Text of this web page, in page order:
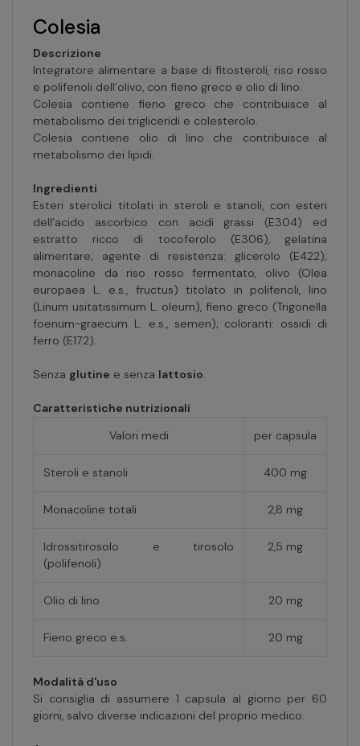
Colesia
Descrizione
Integratore alimentare a base di fitosteroli, riso rosso
e polifenoli dell’olivo, con fieno greco e olio di lino.
Colesia contiene fieno greco che contribuisce al
metabolismo dei trigliceridi e colesterolo.
Colesia contiene olio di lino che contribuisce al
metabolismo dei lipidi.
Ingredienti
Esteri sterolici titolati in steroli e stanoli, con esteri
dell’acido ascorbico con acidi grassi (E304) ed
estratto ricco di tocoferolo (E306), gelatina
alimentare; agente di resistenza: glicerolo (E422);
monacoline da riso rosso fermentato, olivo (Olea
europaea L. e.s., fructus) titolato in polifenoli, lino
(Linum usitatissimum L. oleum), fieno greco (Trigonella
foenum-graecum L. e.s., semen); coloranti: ossidi di
ferro (E172).
Senza glutine e senza lattosio.
Caratteristiche nutrizionali
Valori medi
per capsula
Steroli e stanoli 400 mg
Monacoline totali 2,8 mg
Idrossitirosolo e tirosolo
(polifenoli)
2,5 mg
Olio di lino 20 mg
Fieno greco e.s. 20 mg
Modalità d'uso
Si consiglia di assumere 1 capsula al giorno per 60
giorni, salvo diverse indicazioni del proprio medico.